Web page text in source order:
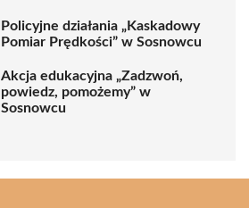
Policyjne działania „Kaskadowy
Pomiar Prędkości” w Sosnowcu
Akcja edukacyjna „Zadzwoń,
powiedz, pomożemy” w
Sosnowcu